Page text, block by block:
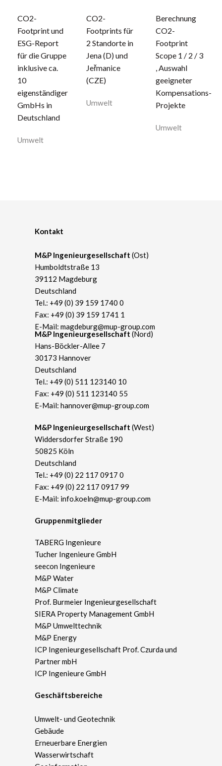
CO2-
Footprint und
ESG-Report
für die Gruppe
inklusive ca.
10
eigenständiger
GmbHs in
Deutschland
Umwelt
CO2-
Footprints für
2 Standorte in
Jena (D) und
Jeřmanice
(CZE)
Umwelt
Berechnung
CO2-
Footprint
Scope 1 / 2 / 3
, Auswahl
geeigneter
Kompensations-
Projekte
Umwelt
Geschäftsbereiche
Umwelt- und Geotechnik
Gebäude
Erneuerbare Energien
Wasserwirtschaft
Gruppenmitglieder
TABERG Ingenieure
Tucher Ingenieure GmbH
seecon Ingenieure
M&P Water
M&P Climate
Prof. Burmeier Ingenieurgesellschaft
SIERA Property Management GmbH
M&P Umwelttechnik
M&P Energy
ICP Ingenieurgesellschaft Prof. Czurda und
Partner mbH
ICP Ingenieure GmbH
​M&P Ingenieurgesellschaft (Nord)
Hans-Böckler-Allee 7
30173 Hannover
Deutschland
Tel.: +49 (0) 511 123140 10
Fax: +49 (0) 511 123140 55
E-Mail: hannover@mup-group.com
​M&P Ingenieurgesellschaft (West)
Widdersdorfer Straße 190
50825 Köln
Deutschland
Tel.: +49 (0) 22 117 0917 0
Fax: +49 (0) 22 117 0917 99
E-Mail: info.koeln@mup-group.com
Kontakt
M&P Ingenieurgesellschaft (Ost)
Humboldtstraße 13
39112 Magdeburg
Deutschland
Tel.: +49 (0) 39 159 1740 0
Fax: +49 (0) 39 159 1741 1
E-Mail: magdeburg@mup-group.com